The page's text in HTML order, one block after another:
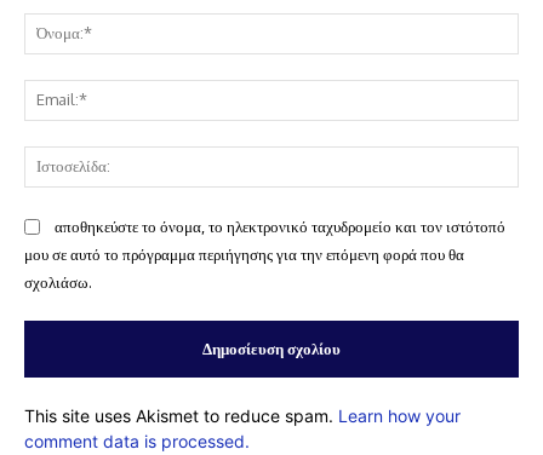
αποθηκεύστε το όνομα, το ηλεκτρονικό ταχυδρομείο και τον ιστότοπό
μου σε αυτό το πρόγραμμα περιήγησης για την επόμενη φορά που θα
σχολιάσω.
This site uses Akismet to reduce spam. Learn how your
comment data is processed.